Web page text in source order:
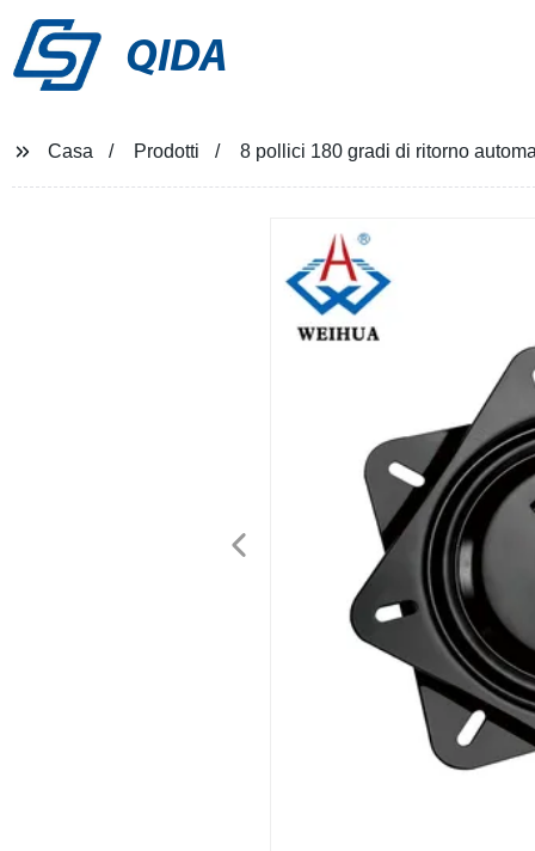
QIDA
Casa Prodotti 8 pollici 180 gradi di ritorno